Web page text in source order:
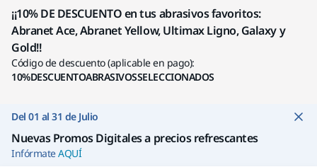
¡¡10% DE DESCUENTO en tus abrasivos favoritos:
Abranet Ace, Abranet Yellow, Ultimax Ligno, Galaxy y
Gold!!
Código de descuento (aplicable en pago):
10%DESCUENTOABRASIVOSSELECCIONADOS
Del 01 al 31 de Julio
Nuevas Promos Digitales a precios refrescantes
InfórmateAQUÍ